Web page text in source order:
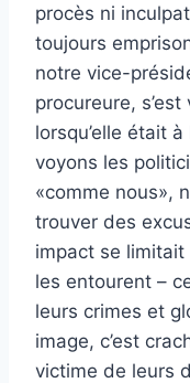
procès ni
toujours
notre vice-
procureure, s’est
lorsqu’elle était
voyons les
«comme nous»,
trouver des
impact se
les entourent –
leurs crimes et
image, c’est
victime de leurs